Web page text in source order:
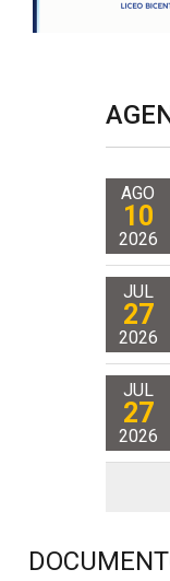
AGO
10
2026
JUL
27
2026
JUL
27
2026